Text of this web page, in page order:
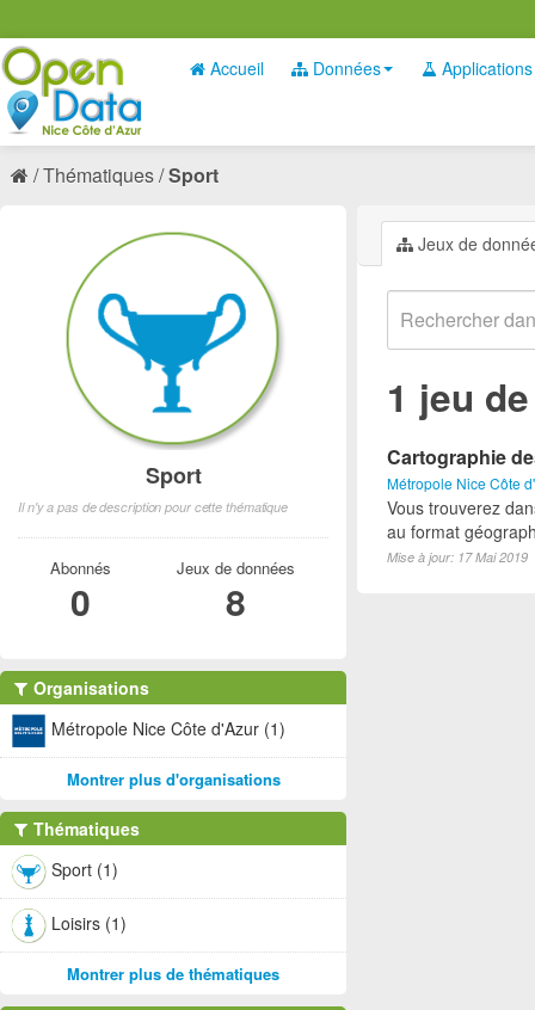
Accueil Données Applications
Thématiques Sport
Jeux de
1 jeu
Cartographie
Métropole Nice Côte
Vous trouverez
au format
Mise à jour: 17 Mai 2019
Sport
Il n'y a pas de description pour cette thématique
Abonnés
0
Jeux de données
8
Organisations
Métropole Nice Côte d'Azur (1)
Montrer plus d'organisations
Thématiques
Sport (1)
Loisirs (1)
Montrer plus de thématiques